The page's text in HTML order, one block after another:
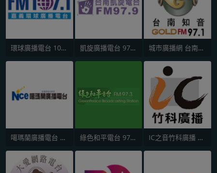
環球廣播電台 107.1 FM 凱旋廣播電台 97.9 FM 城市廣播網 台南知音 97.1 FM
噶瑪蘭廣播電台 97.9 FM 綠色和平電台 97.3 FM (GreenPeace) IC之音竹科廣播 FM97.5